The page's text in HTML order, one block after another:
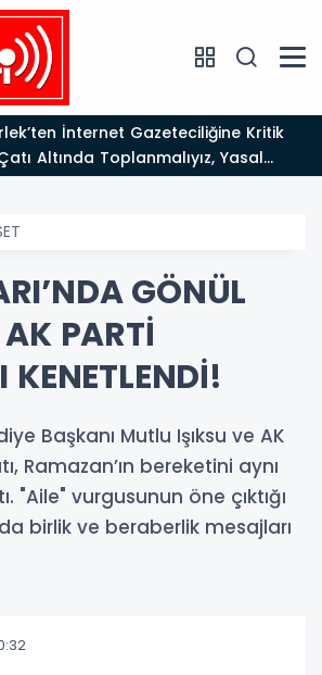
Altında Toplanmalıyız, Yasal
Hazırız"
GÖNÜL
PARTİ
KENETLENDİ!
Başkanı Mutlu Işıksu ve AK
Ramazan’ın bereketini aynı
"Aile" vurgusunun öne çıktığı
birlik ve beraberlik mesajları